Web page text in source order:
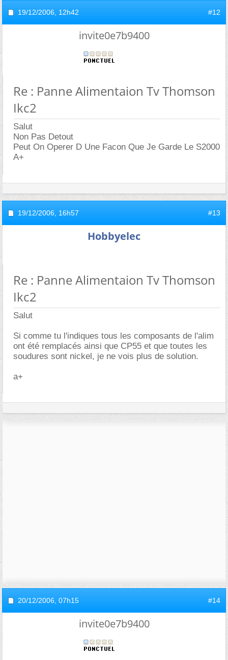
19/12/2006, 12h42 #12
invite0e7b9400
Re : Panne Alimentaion Tv Thomson
Ikc2
Salut
Non Pas Detout
Peut On Operer D Une Facon Que Je Garde Le S2000
A+
19/12/2006, 16h57 #13
Hobbyelec
Re : Panne Alimentaion Tv Thomson
Ikc2
Salut
Si comme tu l'indiques tous les composants de l'alim
ont été remplacés ainsi que CP55 et que toutes les
soudures sont nickel, je ne vois plus de solution.
a+
20/12/2006, 07h15 #14
invite0e7b9400